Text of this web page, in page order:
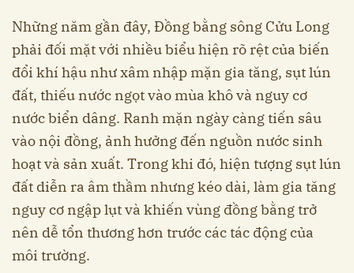
Những năm gần đây, Đồng bằng sông Cửu Long
phải đối mặt với nhiều biểu hiện rõ rệt của biến
đổi khí hậu như xâm nhập mặn gia tăng, sụt lún
đất, thiếu nước ngọt vào mùa khô và nguy cơ
nước biển dâng. Ranh mặn ngày càng tiến sâu
vào nội đồng, ảnh hưởng đến nguồn nước sinh
hoạt và sản xuất. Trong khi đó, hiện tượng sụt lún
đất diễn ra âm thầm nhưng kéo dài, làm gia tăng
nguy cơ ngập lụt và khiến vùng đồng bằng trở
nên dễ tổn thương hơn trước các tác động của
môi trường.